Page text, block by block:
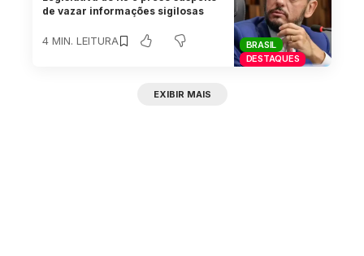
BRASIL
DESTAQUES
de vazar informações sigilosas
4 MIN. LEITURA
EXIBIR MAIS